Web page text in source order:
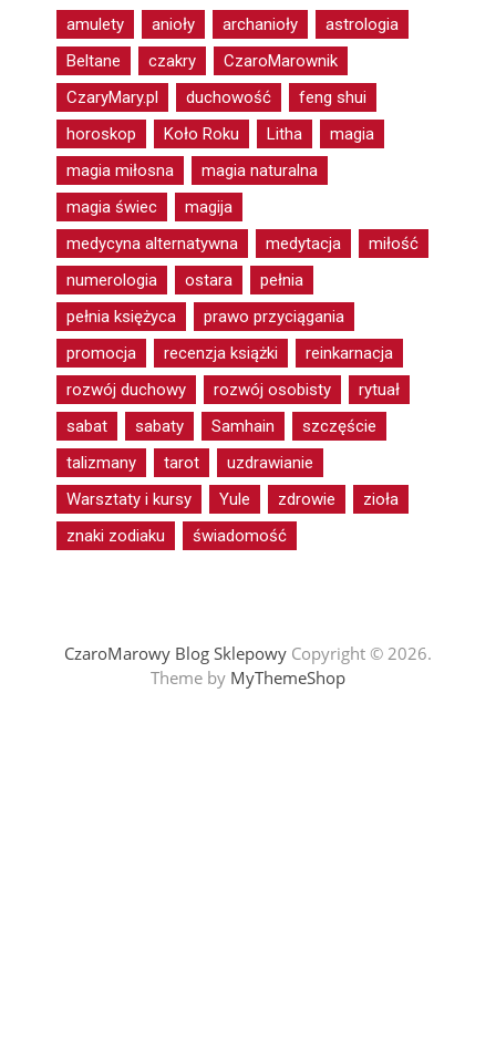
amulety anioły archanioły
astrologia
Beltane
czakry
CzaroMarownik
CzaryMary.pl
duchowość
feng shui
horoskop
Koło Roku Litha
magia
magia miłosna
magia naturalna
magia świec
magija
medycyna alternatywna
medytacja
miłość
numerologia
ostara
pełnia
pełnia księżyca
prawo przyciągania
promocja
recenzja książki
reinkarnacja
rozwój duchowy
rozwój osobisty
rytuał
sabat
sabaty Samhain
szczęście
talizmany
tarot
uzdrawianie
Warsztaty i kursy
Yule zdrowie
zioła
znaki zodiaku
świadomość
CzaroMarowy Blog SklepowyCopyright © 2026.
Theme by MyThemeShop